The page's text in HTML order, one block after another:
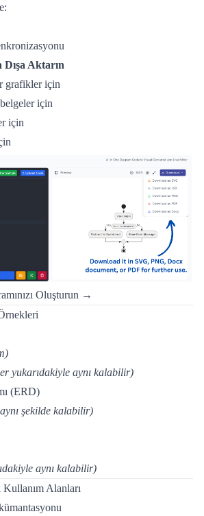
Aktarın
grafikler için
için
için
Oluşturun →
yukarıdakiyle aynı kalabilir)
(ERD)
şekilde kalabilir)
aynı kalabilir)
Alanları